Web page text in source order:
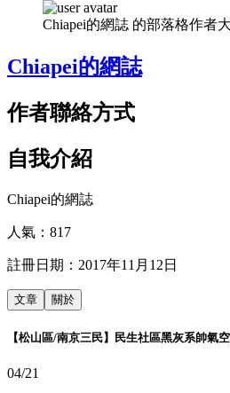
Chiapei的網誌 的部落格作者
Chiapei的網誌
作者聯絡方式
自我介紹
Chiapei的網誌
人氣： 817
註冊日期： 2017年11月12日
文章 關於
【松山區/南京三民】民生社區黑灰系帥氣
04/21